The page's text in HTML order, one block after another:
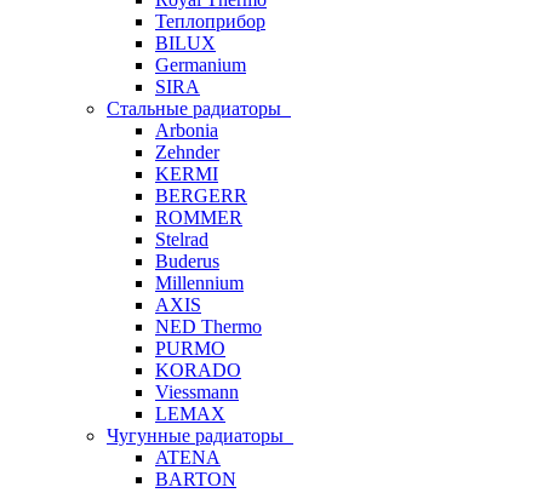
Теплоприбор
BILUX
Germanium
SIRA
Стальные радиаторы
Arbonia
Zehnder
KERMI
BERGERR
ROMMER
Stelrad
Buderus
Millennium
AXIS
NED Thermo
PURMO
KORADO
Viessmann
LEMAX
Чугунные радиаторы
ATENA
BARTON